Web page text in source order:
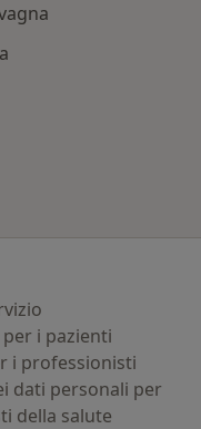
i pazienti
i professionisti
dati personali per
della salute